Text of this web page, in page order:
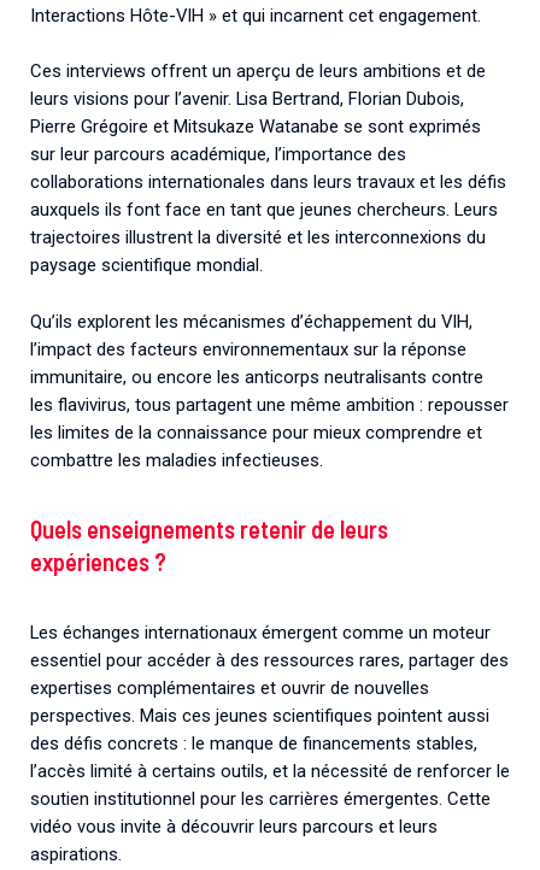
Interactions Hôte-VIH » et qui incarnent cet engagement.
Ces interviews offrent un aperçu de leurs ambitions et de
leurs visions pour l’avenir. Lisa Bertrand, Florian Dubois,
Pierre Grégoire et Mitsukaze Watanabe se sont exprimés
sur leur parcours académique, l’importance des
collaborations internationales dans leurs travaux et les défis
auxquels ils font face en tant que jeunes chercheurs. Leurs
trajectoires illustrent la diversité et les interconnexions du
paysage scientifique mondial.
Qu’ils explorent les mécanismes d’échappement du VIH,
l’impact des facteurs environnementaux sur la réponse
immunitaire, ou encore les anticorps neutralisants contre
les flavivirus, tous partagent une même ambition : repousser
les limites de la connaissance pour mieux comprendre et
combattre les maladies infectieuses.
Quels enseignements retenir de leurs
expériences ?
Les échanges internationaux émergent comme un moteur
essentiel pour accéder à des ressources rares, partager des
expertises complémentaires et ouvrir de nouvelles
perspectives. Mais ces jeunes scientifiques pointent aussi
des défis concrets : le manque de financements stables,
l’accès limité à certains outils, et la nécessité de renforcer le
soutien institutionnel pour les carrières émergentes. Cette
vidéo vous invite à découvrir leurs parcours et leurs
aspirations.